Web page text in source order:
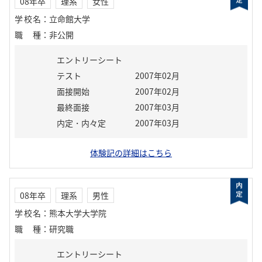
学校名 ： 立命館大学
職種 ： 非公開
エントリーシート
テスト
2007年02月
面接開始
2007年02月
最終面接
2007年03月
内定・内々定
2007年03月
体験記の詳細はこちら
08年卒 理系
男性
学校名 ： 熊本大学大学院
職種 ： 研究職
エントリーシート